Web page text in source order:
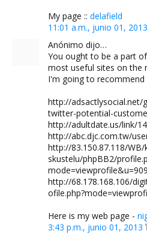
My page :: delafield
11:01 a.m., junio 01, 2013
Anónimo dijo…
You ought to be a part
most useful sites on the
I'm going to recommend
http://adsactlysocial.net/
twitter-potential-
http://adultdate.us/link/
http://abc.djc.com.tw/
http://83.150.87.118/
skustelu/phpBB2/
http://68.178.168.106/
Here is my web page -
3:43 p.m., junio 01, 2013